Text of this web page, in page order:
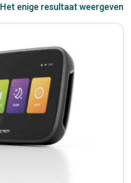
Het enige resultaat weergeven